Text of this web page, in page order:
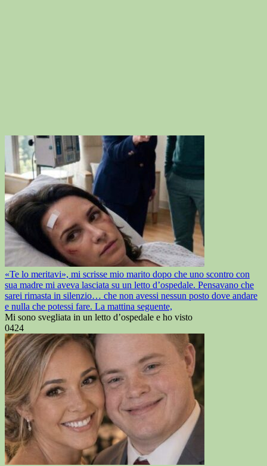
«Te lo meritavi», mi scrisse mio marito dopo che uno scontro con
sua madre mi aveva lasciata su un letto d’ospedale. Pensavano che
sarei rimasta in silenzio… che non avessi nessun posto dove andare
e nulla che potessi fare. La mattina seguente,
Mi sono svegliata in un letto d’ospedale e ho visto
0424